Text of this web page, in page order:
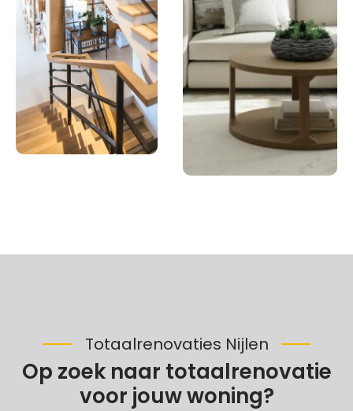
Totaalrenovaties Nijlen
Op zoek naar totaalrenovatie
voor jouw woning?